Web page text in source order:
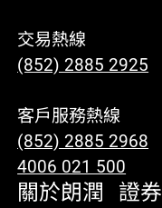
交易熱線
(852) 2885 2925
客戶服務熱線
(852) 2885 2968
4006 021 500
關於朗潤 證券